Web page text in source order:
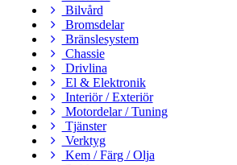
Bilvård
Bromsdelar
Bränslesystem
Chassie
Drivlina
El & Elektronik
Interiör / Exteriör
Motordelar / Tuning
Tjänster
Verktyg
Kem / Färg / Olja